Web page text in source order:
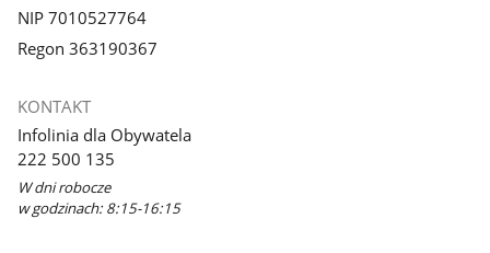
NIP 7010527764
Regon 363190367
KONTAKT
Infolinia dla Obywatela
222 500 135
W dni robocze
w godzinach: 8:15-16:15